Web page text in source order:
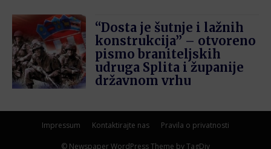
“Dosta je šutnje i lažnih
konstrukcija” – otvoreno
pismo braniteljskih
udruga Splita i županije
državnom vrhu
Impressum Kontaktirajte nas Pravila o privatnosti
© Newspaper WordPress Theme by TagDiv